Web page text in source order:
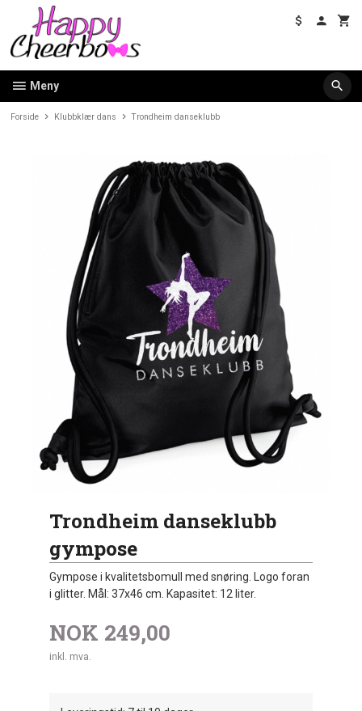
innholdet
Meny
Forside Klubbklær dans Trondheim danseklubb
Trondheim danseklubb
gympose
Gympose i kvalitetsbomull med snøring. Logo foran
i glitter. Mål: 37x46 cm. Kapasitet: 12 liter.
NOK 249,00
inkl. mva.